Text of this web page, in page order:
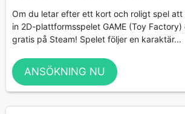
Om du letar efter ett kort och roligt spel att
in 2D-plattformsspelet GAME (Toy
gratis på Steam! Spelet följer en karaktär...
ANSÖKNING NU